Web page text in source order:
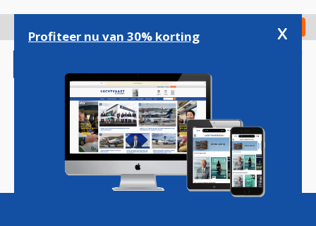
gaan
Check in
Magazine Podcasts Vacatures
Profiteer nu van 30% korting x